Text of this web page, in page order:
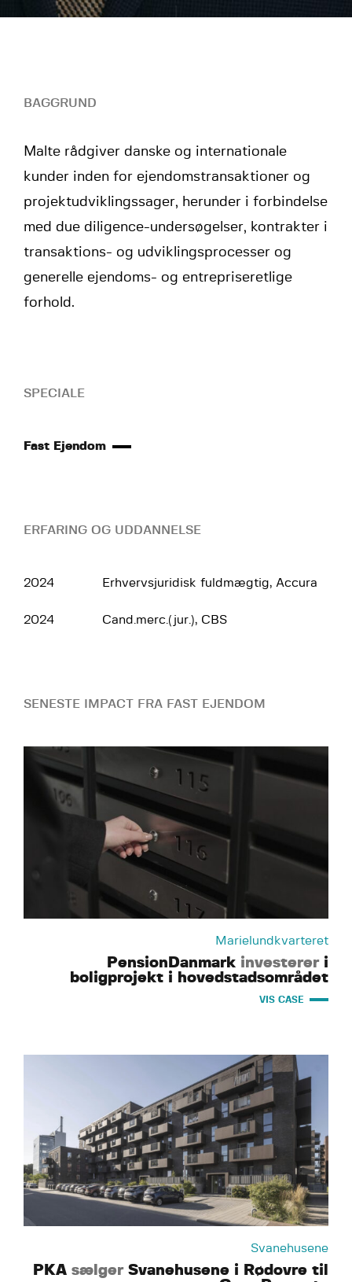
BAGGRUND
Malte rådgiver danske og internationale
kunder inden for ejendomstransaktioner og
projektudviklingssager, herunder i forbindelse
med due diligence-undersøgelser, kontrakter i
transaktions- og udviklingsprocesser og
generelle ejendoms- og entrepriseretlige
forhold.
SPECIALE
Fast Ejendom
ERFARING OG UDDANNELSE
2024 Erhvervsjuridisk fuldmægtig, Accura
2024 Cand.merc.(jur.), CBS
SENESTE IMPACT FRA FAST EJENDOM
Marielundkvarteret
PensionDanmark investereri
boligprojekt i hovedstadsområdet
VIS CASE
Svanehusene
PKA sælgerSvanehusene i Rødovre til